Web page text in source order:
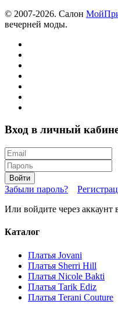
© 2007-2026. Салон
вечерней моды.
Вход в личный
Войти
Забыли пароль?
Или войдите через аккаунт
Каталог
Платья Jovani
Платья Sherri Hill
Платья Nicole Bakti
Платья Tarik Ediz
Платья Terani Couture